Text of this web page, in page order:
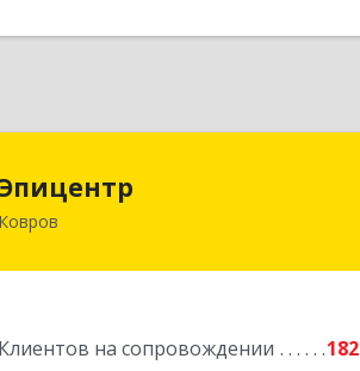
Ковров
Клиентов на сопровождении
182
601900, Владимирская обл, Ковров г,